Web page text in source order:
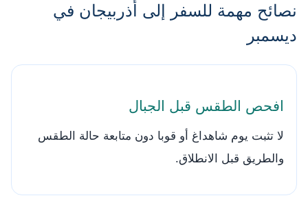
نصائح مهمة للسفر إلى أذربيجان في
ديسمبر
افحص الطقس قبل الجبال
لا تثبت يوم شاهداغ أو قوبا دون متابعة حالة الطقس
والطريق قبل الانطلاق.